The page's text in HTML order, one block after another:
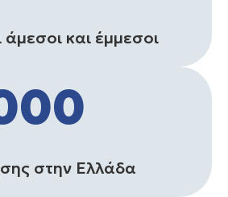
και έμμεσοι
στην Ελλάδα